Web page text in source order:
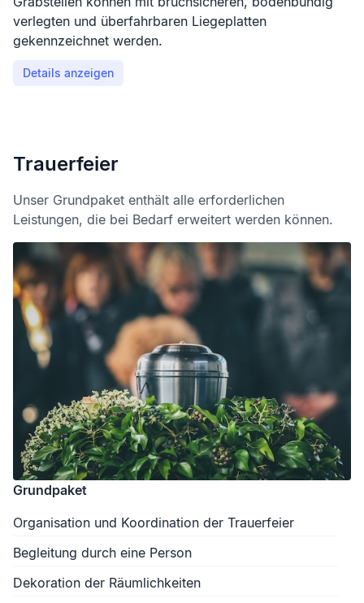
verlegten und überfahrbaren Liegeplatten
gekennzeichnet werden.
Details anzeigen
Trauerfeier
Unser Grundpaket enthält alle erforderlichen
Leistungen, die bei Bedarf erweitert werden können.
Grundpaket
Organisation und Koordination der Trauerfeier
Begleitung durch eine Person
Dekoration der Räumlichkeiten